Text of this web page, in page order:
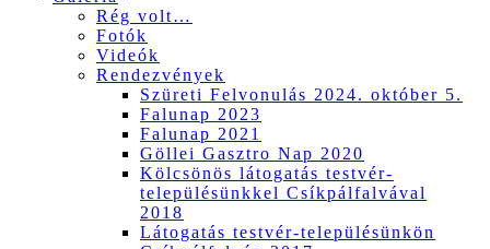
Rég volt…
Fotók
Videók
Rendezvények
Szüreti Felvonulás 2024. október 5.
Falunap 2023
Falunap 2021
Göllei Gasztro Nap 2020
Kölcsönös látogatás testvér-
településünkkel Csíkpálfalvával
2018
Látogatás testvér-településünkön